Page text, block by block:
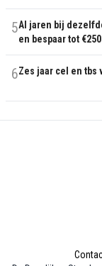
5Al jaren bij
en bespaar tot
6Zes jaar cel en tbs